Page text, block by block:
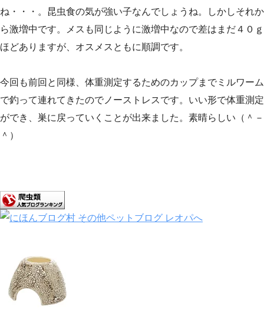
ね・・・。昆虫食の気が強い子なんでしょうね。しかしそれか
ら激増中です。メスも同じように激増中なので差はまだ４０ｇ
ほどありますが、オスメスともに順調です。
今回も前回と同様、体重測定するためのカップまでミルワーム
で釣って連れてきたのでノーストレスです。いい形で体重測定
ができ、巣に戻っていくことが出来ました。素晴らしい（＾－
＾）